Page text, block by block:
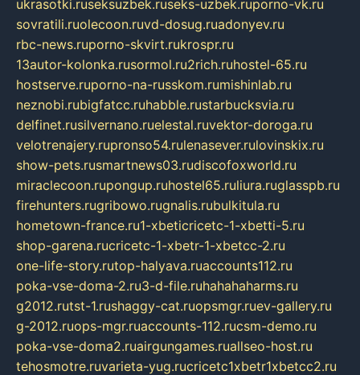
ukrasotki.ruseksuzbek.ruseks-uzbek.ruporno-vk.ru
sovratili.ruolecoon.ruvd-dosug.ruadonyev.ru
rbc-news.ruporno-skvirt.rukrospr.ru
13autor-kolonka.rusormol.ru2rich.ruhostel-65.ru
hostserve.ruporno-na-russkom.rumishinlab.ru
neznobi.rubigfatcc.ruhabble.rustarbucksvia.ru
delfinet.rusilvernano.ruelestal.ruvektor-doroga.ru
velotrenajery.rupronso54.rulenasever.rulovinskix.ru
show-pets.rusmartnews03.rudiscofoxworld.ru
miraclecoon.rupongup.ruhostel65.ruliura.ruglasspb.ru
firehunters.rugribowo.rugnalis.rubulkitula.ru
hometown-france.ru1-xbeticricetc-1-xbetti-5.ru
shop-garena.rucricetc-1-xbetr-1-xbetcc-2.ru
one-life-story.rutop-halyava.ruaccounts112.ru
poka-vse-doma-2.ru3-d-file.ruhahahaharms.ru
g2012.rutst-1.rushaggy-cat.ruopsmgr.ruev-gallery.ru
g-2012.ruops-mgr.ruaccounts-112.rucsm-demo.ru
poka-vse-doma2.ruairgungames.ruallseo-host.ru
tehosmotre.ruvarieta-yug.rucricetc1xbetr1xbetcc2.ru